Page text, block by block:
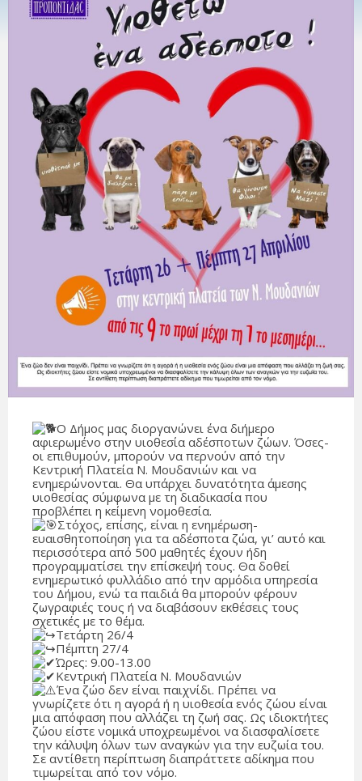
Ο Δήμος μας διοργανώνει ένα διήμερο
αφιερωμένο στην υιοθεσία αδέσποτων ζώων. Όσες-
οι επιθυμούν, μπορούν να περνούν από την
Κεντρική Πλατεία Ν. Μουδανιών και να
ενημερώνονται. Θα υπάρχει δυνατότητα άμεσης
υιοθεσίας σύμφωνα με τη διαδικασία που
προβλέπει η κείμενη νομοθεσία.
Στόχος, επίσης, είναι η ενημέρωση-
ευαισθητοποίηση για τα αδέσποτα ζώα, γι’ αυτό και
περισσότερα από 500 μαθητές έχουν ήδη
προγραμματίσει την επίσκεψή τους. Θα δοθεί
ενημερωτικό φυλλάδιο από την αρμόδια υπηρεσία
του Δήμου, ενώ τα παιδιά θα μπορούν φέρουν
ζωγραφιές τους ή να διαβάσουν εκθέσεις τους
σχετικές με το θέμα.
Τετάρτη 26/4
Πέμπτη 27/4
Ώρες: 9.00-13.00
Κεντρική Πλατεία Ν. Μουδανιών
Ένα ζώο δεν είναι παιχνίδι. Πρέπει να
γνωρίζετε ότι η αγορά ή η υιοθεσία ενός ζώου είναι
μια απόφαση που αλλάζει τη ζωή σας. Ως ιδιοκτήτες
ζώου είστε νομικά υποχρεωμένοι να διασφαλίσετε
την κάλυψη όλων των αναγκών για την ευζωία του.
Σε αντίθετη περίπτωση διαπράττετε αδίκημα που
τιμωρείται από τον νόμο.